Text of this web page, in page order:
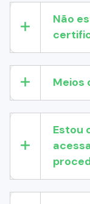
Não
Meios
Estou